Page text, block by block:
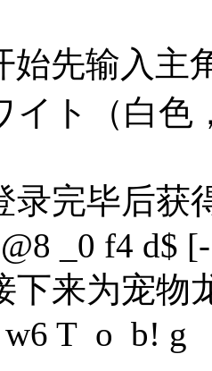
始先输入主
イト（白色
完毕后获
_0 f4 d$
来为宠物
w6 T o b! g